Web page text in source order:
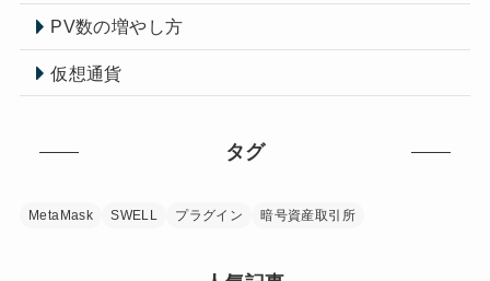
PV数の増やし方
仮想通貨
タグ
MetaMask SWELL プラグイン 暗号資産取引所